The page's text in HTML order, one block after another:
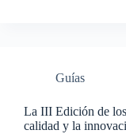
Guías
La III Edición de
calidad y la